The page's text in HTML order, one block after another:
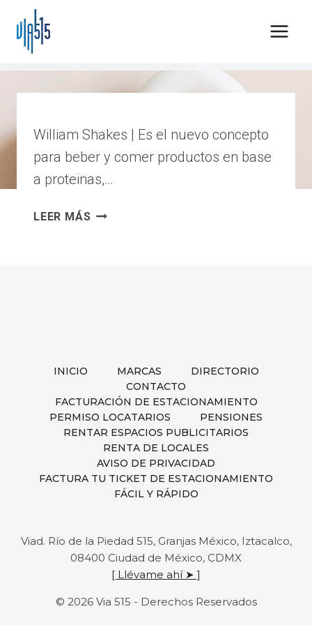
Saltar
contenido
proteinas
William Shakes | Es el nuevo concepto
para beber y comer productos en base
a proteinas,…
LEER MÁS WILLIAM
INICIO MARCAS
DIRECTORIO
CONTACTO
FACTURACIÓN DE ESTACIONAMIENTO
PERMISO LOCATARIOS
PENSIONES
RENTAR ESPACIOS PUBLICITARIOS
RENTA DE LOCALES
AVISO DE PRIVACIDAD
FACTURA TU TICKET DE ESTACIONAMIENTO
FÁCIL Y RÁPIDO
Viad. Río de la Piedad 515, Granjas México, Iztacalco,
08400 Ciudad de México, CDMX
[ Llévame ahí ➤ ]
© 2026 Via 515 - Derechos Reservados